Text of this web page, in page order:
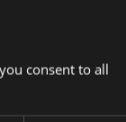
consent to all